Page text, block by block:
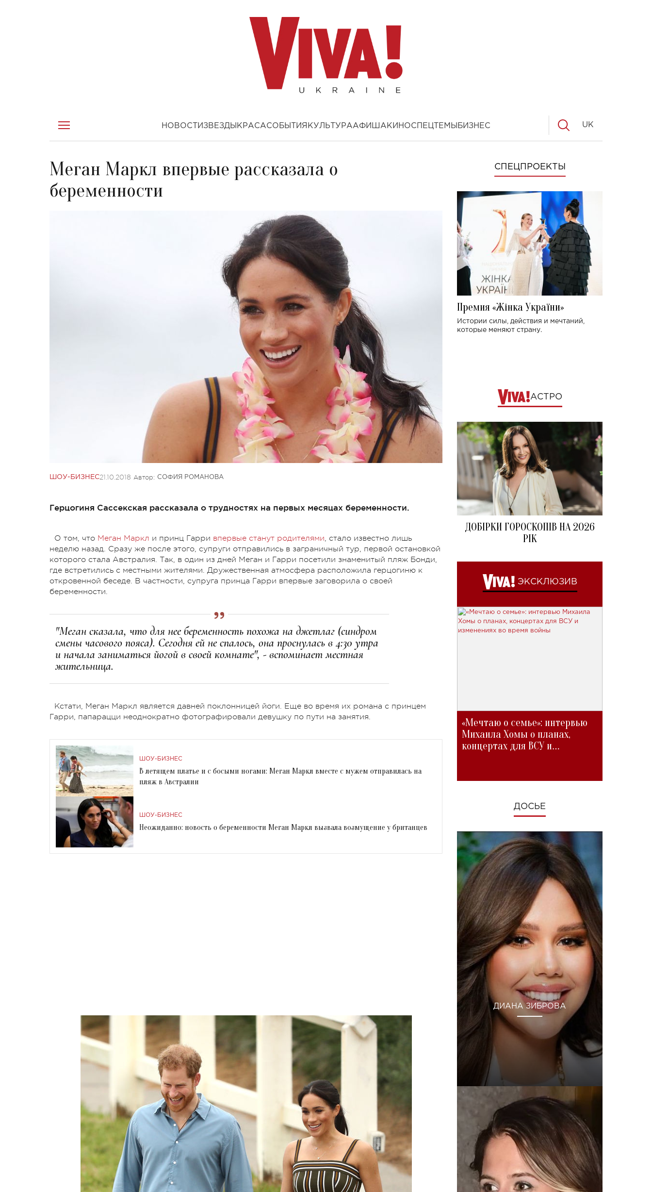
НОВОСТИ ЗВЕЗДЫ КРАСАСОБЫТИЯ КУЛЬТУРААФИША КИНОСПЕЦТЕМЫ БИЗНЕС UK
Меган Маркл впервые рассказала о
беременности
ШОУ-БИЗНЕС21.10.2018 Автор: СОФИЯ РОМАНОВА
Герцогиня Сассекская рассказала о трудностях на первых месяцах беременности.
О том, что Меган Маркл и принц Гарри впервые станут родителями, стало известно лишь
неделю назад. Сразу же после этого, супруги отправились в заграничный тур, первой остановкой
которого стала Австралия. Так, в один из дней Меган и Гарри посетили знаменитый пляж Бонди,
где встретились с местными жителями. Дружественная атмосфера расположила герцогиню к
откровенной беседе. В частности, супруга принца Гарри впервые заговорила о своей
беременности.
"Меган сказала, что для нее беременность похожа на джетлаг (синдром
смены часового пояса). Сегодня ей не спалось, она проснулась в 4:30 утра
и начала заниматься йогой в своей комнате", - вспоминает местная
жительница.
Кстати, Меган Маркл является давней поклонницей йоги. Еще во время их романа с принцем
Гарри, папарацци неоднократно фотографировали девушку по пути на занятия.
ШОУ-БИЗНЕС
В летящем платье и с босыми ногами: Меган Маркл вместе с мужем отправилась на
пляж в Австралии
ШОУ-БИЗНЕС
Неожиданно: новость о беременности Меган Маркл вызвала возмущение у британцев
СПЕЦПРОЕКТЫ
Премия «Жінка України»
Истории силы, действия и мечтаний,
которые меняют страну.
АСТРО
ДОБІРКИ ГОРОСКОПІВ НА 2026
РІК
ЭКСКЛЮЗИВ
«Мечтаю о семье»: интервью
Михаила Хомы о планах,
концертах для ВСУ и
ДОСЬЕ
ДИАНА ЗИБРОВА